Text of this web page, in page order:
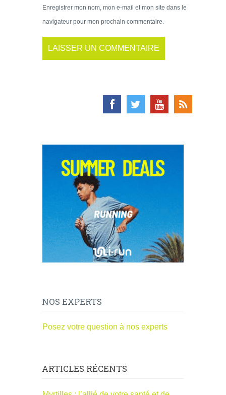
Enregistrer mon nom, mon e-mail et mon site dans le
navigateur pour mon prochain commentaire.
NOS EXPERTS
Posez votre question à nos experts
ARTICLES RÉCENTS